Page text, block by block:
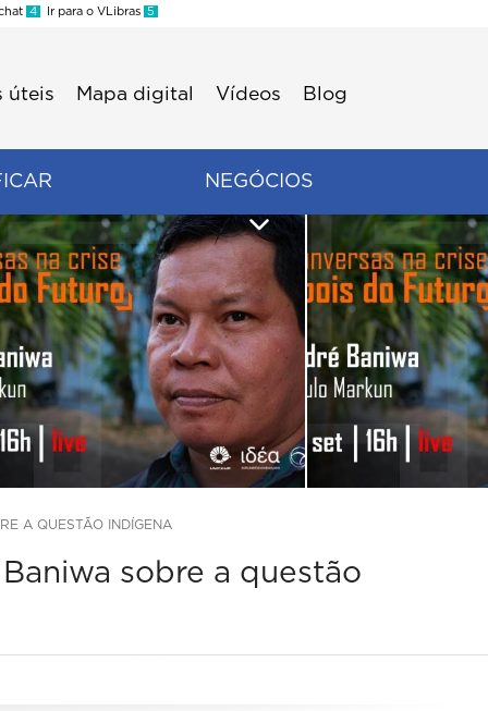
4 Ir para o VLibras 5
úteis Mapa digital Vídeos Blog
NEGÓCIOS
A QUESTÃO INDÍGENA
sobre a questão